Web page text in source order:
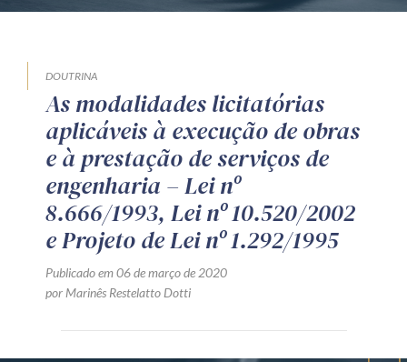
DOUTRINA
As modalidades licitatórias
aplicáveis à execução de obras
e à prestação de serviços de
engenharia – Lei nº
8.666/1993, Lei nº 10.520/2002
e Projeto de Lei nº 1.292/1995
Publicado em 06 de março de 2020
por Marinês Restelatto Dotti